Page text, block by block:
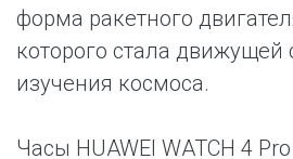
форма ракетного
которого стала движущей
изучения космоса.
Часы HUAWEI WATCH 4